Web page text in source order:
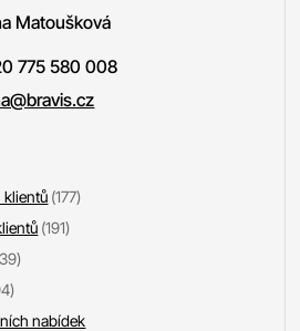
Matoušková
775 580 008
klientů (177)
(191)
nabídek